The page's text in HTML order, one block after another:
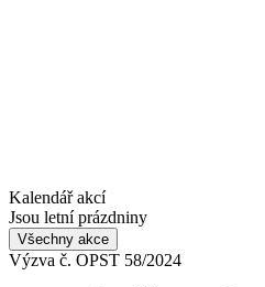
Kalendář akcí
Jsou letní prázdniny
Všechny akce
Výzva č. OPST 58/2024